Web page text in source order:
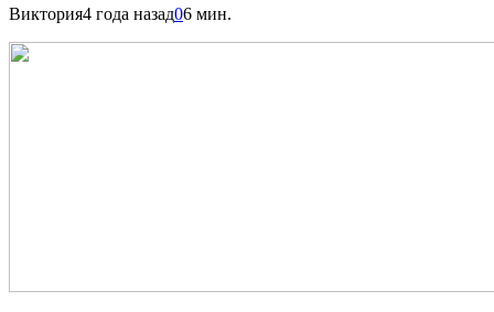
Виктория4 года назад06 мин.